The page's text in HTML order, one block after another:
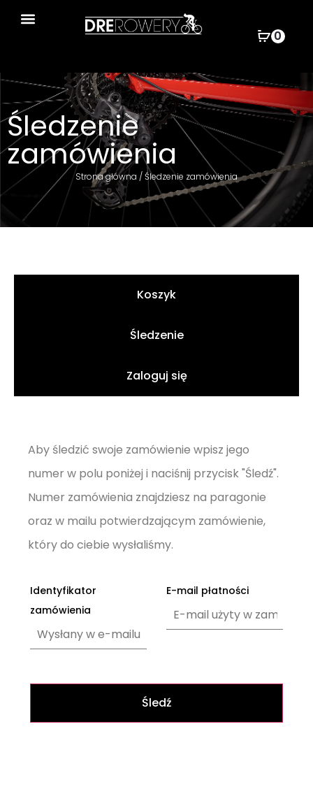
0
Śledzenie
zamówienia
Strona główna / Śledzenie zamówienia
Koszyk
Śledzenie
Zaloguj się
Aby śledzić swoje zamówienie wpisz jego
numer w polu poniżej i naciśnij przycisk "Śledź".
Numer zamówienia znajdziesz na paragonie
oraz w mailu potwierdzającym zamówienie,
który do ciebie wysłaliśmy.
Identyfikator
zamówienia
E-mail płatności
Śledź